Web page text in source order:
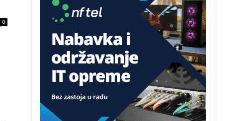
0
Drzi pod kontrolom tri stvari jezik,karakter i
ponasanje...Uzivotu brani tri stvari:cast,prijatelja i
zivota iskljuci tri stvari uvredu,neznanje
zavist.Sve dok si ziv gaji tri stvari
dobrotu,pamet i prijateljstvo!!
Анонимно2806721 12:39
791 BiH nije priznala Kosovo kao nezavisnu
državu jer genocidna tvorevina pravi smetnju a
recimo Srbija je davno
priznala.Nasvakom
proizvodu iz Srbije stoji -uvoznik za Kosovo